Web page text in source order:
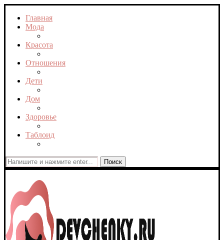
Главная
Мода
Красота
Отношения
Дети
Дом
Здоровье
Таблоид
Поиск